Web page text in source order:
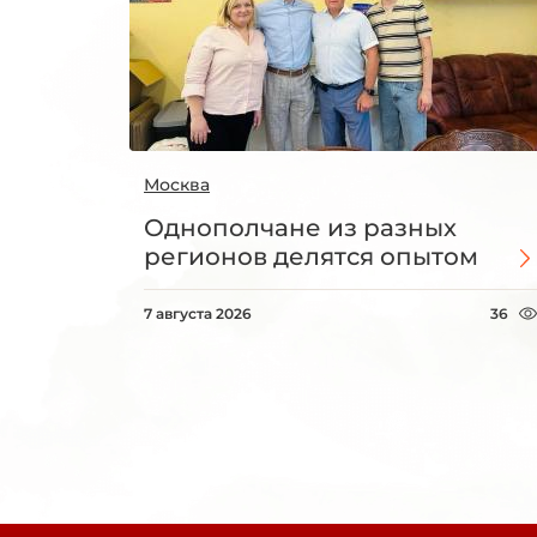
Москва
Однополчане из разных
регионов делятся опытом
7 августа 2026 36